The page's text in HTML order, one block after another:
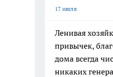
17 июля
Ленивая
привычек,
дома всегда
никаких